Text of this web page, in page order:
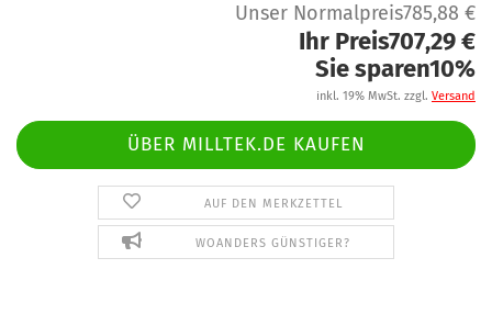
Unser Normalpreis785,88 €
Ihr Preis707,29 €
Sie sparen10%
inkl. 19% MwSt. zzgl. Versand
ÜBER MILLTEK.DE KAUFEN
AUF DEN MERKZETTEL
WOANDERS GÜNSTIGER?